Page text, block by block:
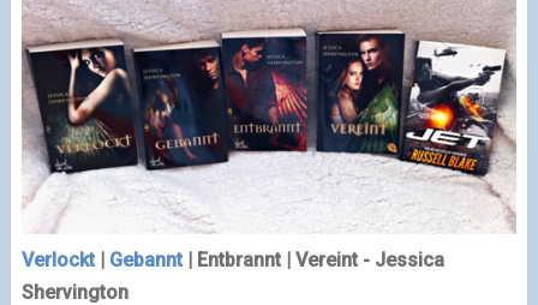
Verlockt| Gebannt| Entbrannt | Vereint - Jessica
Shervington